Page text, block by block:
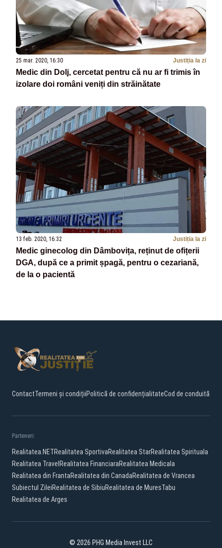
25 mar. 2020, 16:30 Justiția la zi
Medic din Dolj, cercetat pentru că nu ar fi trimis în
izolare doi români veniți din străinătate
13 feb. 2020, 16:32 Justiția la zi
Medic ginecolog din Dâmbovița, reținut de ofițerii
DGA, după ce a primit șpagă, pentru o cezariană,
de la o pacientă
ContactTermeni și condițiiPolitică de confidențialitateCod de conduită
Parteneri:
Realitatea.NETRealitatea SportivaRealitatea StarRealitatea Spirituala
Realitatea Travel Realitatea FinanciaraRealitatea Medicala
Realitatea din FrantaRealitatea din CanadaRealitatea de Vrancea
Subiectul ZileiRealitatea de SibiuRealitatea de MuresTabu
Realitatea de Arges
© 2026 PHG Media Invest LLC